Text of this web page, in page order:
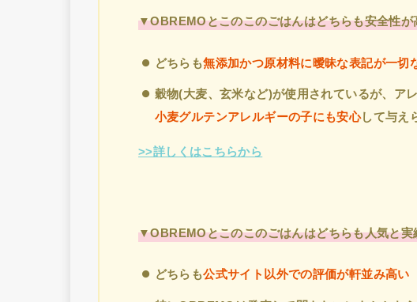
▼OBREMOとこのこのごはんはどちらも安全性
どちらも無添加かつ原材料に曖昧な表記が一切
穀物(大麦、玄米など)が使用されているが、ア
小麦グルテンアレルギーの子にも安心して与え
>>詳しくはこちらから
▼OBREMOとこのこのごはんはどちらも人気と実
どちらも公式サイト以外での評価が軒並み高い